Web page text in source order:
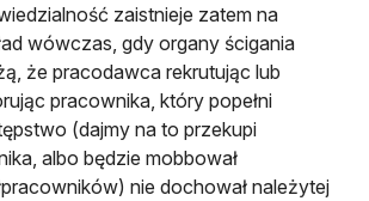
zaistnieje zatem na
wówczas, gdy organy ścigania
że pracodawca rekrutując lub
pracownika, który popełni
(dajmy na to przekupi
albo będzie mobbował
nie dochował należytej